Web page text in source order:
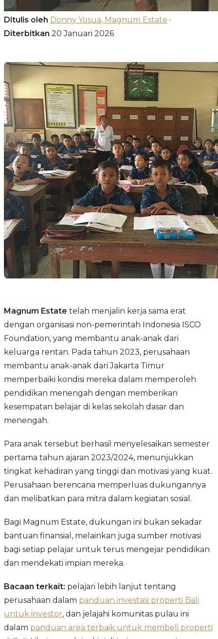
Ditulis oleh Donny Yosua, Magnum Estate ·
Diterbitkan 20 Januari 2026
Magnum Estate telah menjalin kerja sama erat
dengan organisasi non-pemerintah Indonesia ISCO
Foundation, yang membantu anak-anak dari
keluarga rentan. Pada tahun 2023, perusahaan
membantu anak-anak dari Jakarta Timur
memperbaiki kondisi mereka dalam memperoleh
pendidikan menengah dengan memberikan
kesempatan belajar di kelas sekolah dasar dan
menengah.
Para anak tersebut berhasil menyelesaikan semester
pertama tahun ajaran 2023/2024, menunjukkan
tingkat kehadiran yang tinggi dan motivasi yang kuat.
Perusahaan berencana memperluas dukungannya
dan melibatkan para mitra dalam kegiatan sosial.
Bagi Magnum Estate, dukungan ini bukan sekadar
bantuan finansial, melainkan juga sumber motivasi
bagi setiap pelajar untuk terus mengejar pendidikan
dan mendekati impian mereka.
Bacaan terkait: pelajari lebih lanjut tentang
perusahaan dalam panduan investasi properti Bali
untuk investor, dan jelajahi komunitas pulau ini
dalam panduan area terbaik untuk membeli properti